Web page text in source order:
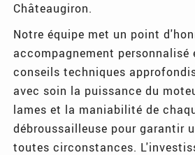
Châteaugiron.
Notre équipe met un point
accompagnement
conseils techniques
avec soin la puissance du
lames et la maniabilité de
débroussailleuse pour garantir
toutes circonstances.